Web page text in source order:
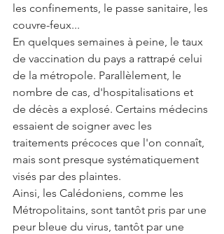
les confinements, le passe sanitaire, les
couvre-feux...
En quelques semaines à peine, le taux
de vaccination du pays a rattrapé celui
de la métropole. Parallèlement, le
nombre de cas, d'hospitalisations et
de décès a explosé. Certains médecins
essaient de soigner avec les
traitements précoces que l'on connaît,
mais sont presque systématiquement
visés par des plaintes.
Ainsi, les Calédoniens, comme les
Métropolitains, sont tantôt pris par une
peur bleue du virus, tantôt par une